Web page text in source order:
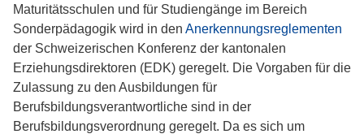
Maturitätsschulen und für Studiengänge im Bereich
Sonderpädagogik wird in den Anerkennungsreglementen
der Schweizerischen Konferenz der kantonalen
Erziehungsdirektoren (EDK) geregelt. Die Vorgaben für die
Zulassung zu den Ausbildungen für
Berufsbildungsverantwortliche sind in der
Berufsbildungsverordnung geregelt. Da es sich um